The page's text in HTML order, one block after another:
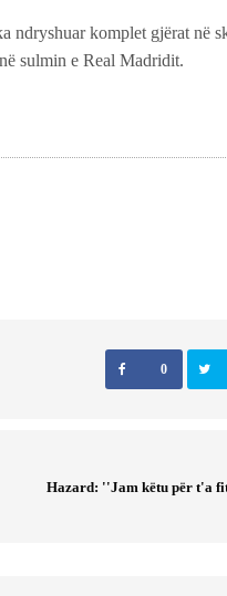
ndryshuar komplet gjërat në
sulmin e Real Madridit.
0
Hazard: ''Jam këtu për t'a